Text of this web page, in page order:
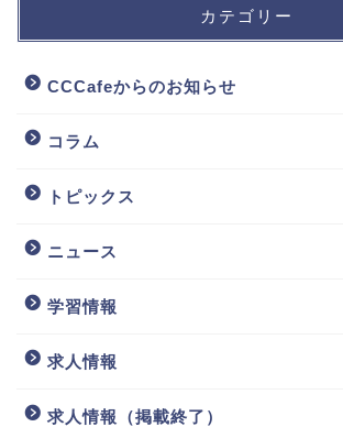
カテゴリー
CCCafeからのお知らせ
コラム
トピックス
ニュース
学習情報
求人情報
求人情報（掲載終了）